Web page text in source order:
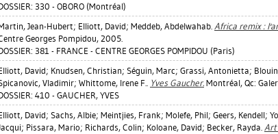
330 - OBORO (Montréal)
Jean-Hubert; Elliott, David; Meddeb, Abdelwahab. Africa remix :
Georges Pompidou, 2005.
381 - FRANCE - CENTRE GEORGES POMPIDOU (Paris)
David; Knudsen, Christian; Séguin, Marc; Grassi, Antonietta;
Vladimir; Whittome, Irene F.. Yves Gaucher. Montréal, Qc:
410 - GAUCHER, YVES
David; Sachs, Albie; Meintjies, Frank; Molefe, Phil; Geers, Kendell;
; Pissara, Mario; Richards, Colin; Koloane, David; Becker, Rayda. Art